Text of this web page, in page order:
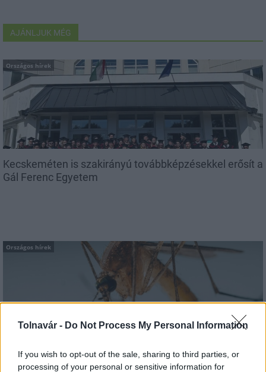
Tolnavár - Do Not Process My Personal Information
If you wish to opt-out of the sale, sharing to third parties, or
processing of your personal or sensitive information for
AJÁNLJUK MÉG
Országos hírek
Kecskeméten is szakirányú továbbképzésekkel erősít a
Gál Ferenc Egyetem
Országos hírek
elkerülésében